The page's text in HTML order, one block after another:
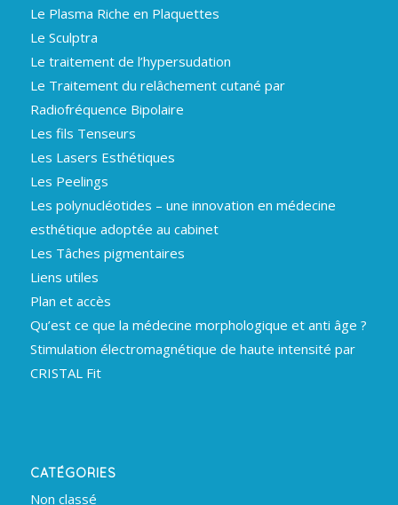
Le Plasma Riche en Plaquettes
Le Sculptra
Le traitement de l’hypersudation
Le Traitement du relâchement cutané par
Radiofréquence Bipolaire
Les fils Tenseurs
Les Lasers Esthétiques
Les Peelings
Les polynucléotides – une innovation en médecine
esthétique adoptée au cabinet
Les Tâches pigmentaires
Liens utiles
Plan et accès
Qu’est ce que la médecine morphologique et anti âge ?
Stimulation électromagnétique de haute intensité par
CRISTAL Fit
CATÉGORIES
Non classé